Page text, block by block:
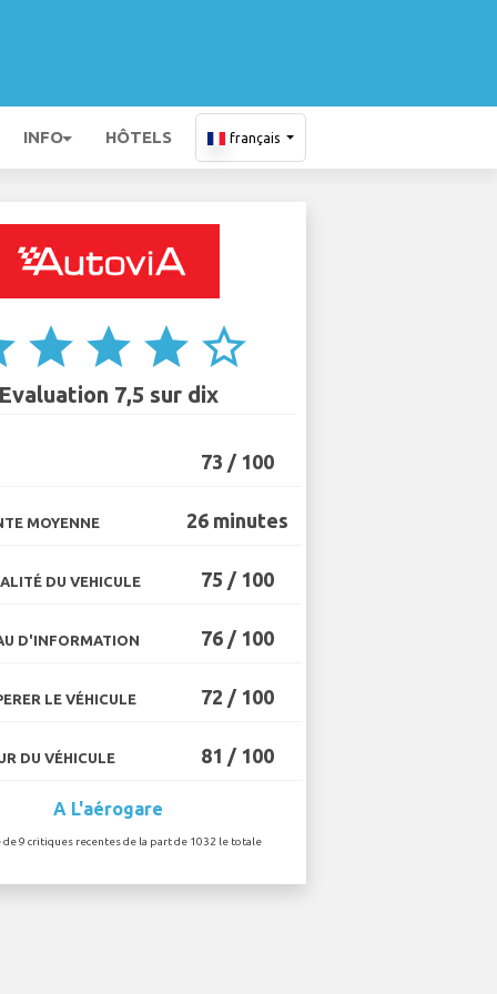
INFO HÔTELS français
star star star star_border
Evaluation 7,5 sur dix
73 / 100
MOYENNE 26 minutes
DU VEHICULE 75 / 100
D'INFORMATION 76 / 100
LE VÉHICULE 72 / 100
DU VÉHICULE 81 / 100
A L'aérogare
de 9 critiques recentes de la part de 1032 le totale